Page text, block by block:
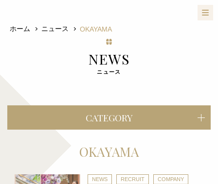
ホーム ニュース OKAYAMA
NEWS
ニュース
CATEGORY
OKAYAMA
NEWS RECRUIT COMPANY